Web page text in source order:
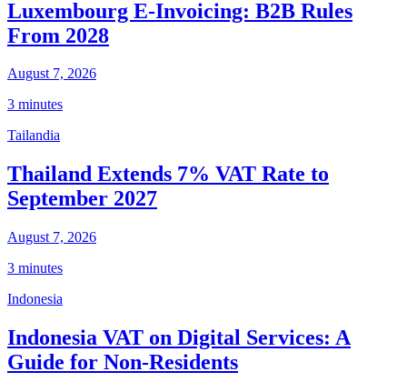
Luxembourg E-Invoicing: B2B Rules
From 2028
August 7, 2026
3 minutes
Tailandia
Thailand Extends 7% VAT Rate to
September 2027
August 7, 2026
3 minutes
Indonesia
Indonesia VAT on Digital Services: A
Guide for Non-Residents